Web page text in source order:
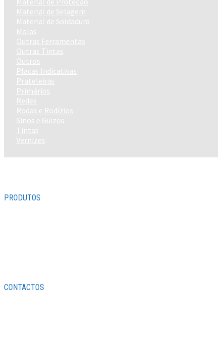
Material de Selagem
Material de Soldadura
Molas
Outras Ferramentas
Outras Tintas
Outros
Placas Indicativas
Prateleiras
Primários
Redes
Rodas e Rodízios
Sinos e Guizos
Tintas
Vernizes
PRODUTOS
CONTACTOS